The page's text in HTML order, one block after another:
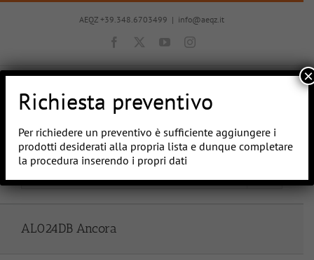
Salta
AEQZ +39.348.6703499 | info@aeqz.it
Facebook YouTubeInstagram
Vai a...
AL024DB Ancora
Richiesta preventivo
Per richiedere un preventivo è sufficiente aggiungere i
prodotti desiderati alla propria lista e dunque completare
la procedura inserendo i propri dati
×